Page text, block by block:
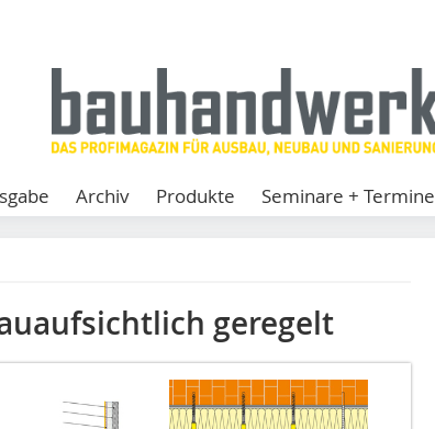
Archiv Produkte Seminare + Termine
geregelt